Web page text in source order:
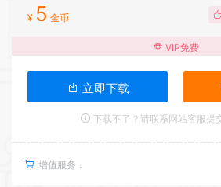
¥ 5 金币
VIP免费
立即下载
下载不了？请联系网站客服提
增值服务：